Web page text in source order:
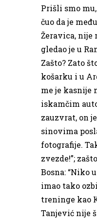
Prišli smo
čuo da je
Žeravica, nije
gledao je u
Zašto? Zato
košarku i u
me je kasnije
iskamčim
zauzvrat, on
sinovima
fotografije.
zvezde!”;
Bosna: “Niko
imao tako
treninge kao
Tanjević nije